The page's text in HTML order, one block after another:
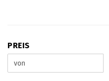
PREIS
PREIS
Preis bis